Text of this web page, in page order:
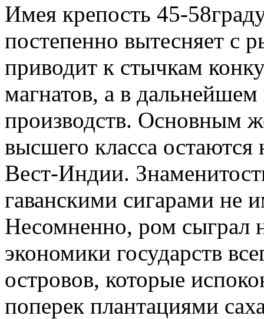
Имея крепость 45-
постепенно вытесняет с
приводит к стычкам
магнатов, а в
производств. Основным
высшего класса
Вест-Индии.
гаванскими сигарами не
Несомненно, ром сыграл
экономики государств
островов, которые
поперек плантациями